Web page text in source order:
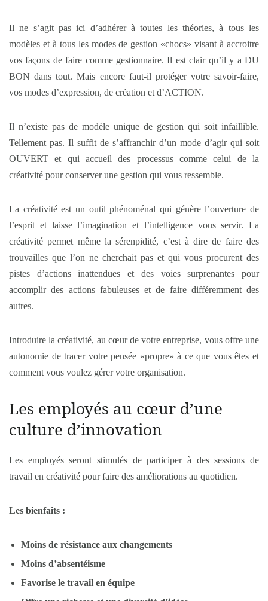
Il ne s’agit pas ici d’adhérer à toutes les théories, à tous les
modèles et à tous les modes de gestion «chocs» visant à accroitre
vos façons de faire comme gestionnaire. Il est clair qu’il y a DU
BON dans tout. Mais encore faut-il protéger votre savoir-faire,
vos modes d’expression, de création et d’ACTION.
Il n’existe pas de modèle unique de gestion qui soit infaillible.
Tellement pas. Il suffit de s’affranchir d’un mode d’agir qui soit
OUVERT et qui accueil des processus comme celui de la
créativité pour conserver une gestion qui vous ressemble.
La créativité est un outil phénoménal qui génère l’ouverture de
l’esprit et laisse l’imagination et l’intelligence vous servir. La
créativité permet même la sérenpidité, c’est à dire de faire des
trouvailles que l’on ne cherchait pas et qui vous procurent des
pistes d’actions inattendues et des voies surprenantes pour
accomplir des actions fabuleuses et de faire différemment des
autres.
Introduire la créativité, au cœur de votre entreprise, vous offre une
autonomie de tracer votre pensée «propre» à ce que vous êtes et
comment vous voulez gérer votre organisation.
Les employés au cœur d’une
culture d’innovation
Les employés seront stimulés de participer à des sessions de
travail en créativité pour faire des améliorations au quotidien.
Les bienfaits :
Moins de résistance aux changements
Moins d’absentéisme
Favorise le travail en équipe